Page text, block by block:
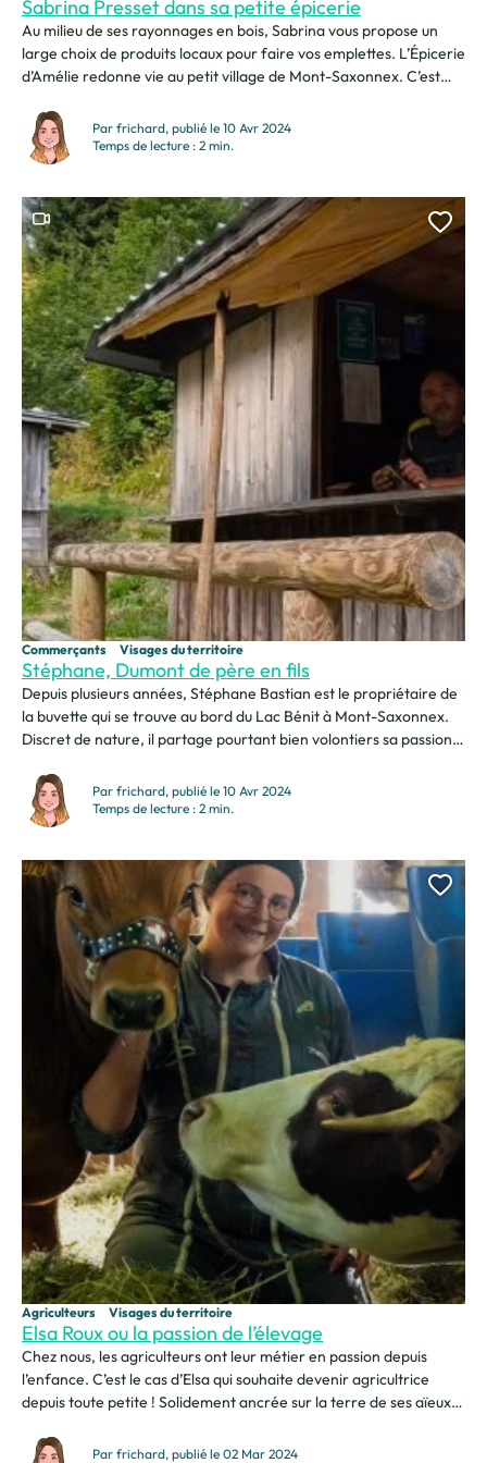
Sabrina Presset dans sa petite épicerie
Au milieu de ses rayonnages en bois, Sabrina vous propose un
large choix de produits locaux pour faire vos emplettes. L’Épicerie
d’Amélie redonne vie au petit village de Mont-Saxonnex. C’est
convivialité. Une envie de changement « J’ai d’abord travaillé
dans le domaine pharmaceutique pendant 27...
Par frichard, publié le 10 Avr 2024
Temps de lecture : 2 min.
Stéphane, Dumont de père en fils
Commerçants Visages du territoire
Depuis plusieurs années, Stéphane Bastian est le propriétaire de
la buvette qui se trouve au bord du Lac Bénit à Mont-Saxonnex.
Discret de nature, il partage pourtant bien volontiers sa passion
oreille attentive. Rencontre avec ce dumont passionné… La règle
des 3...
Par frichard, publié le 10 Avr 2024
Temps de lecture : 2 min.
Ce contenu contient une vidéo
Elsa Roux ou la passion de l’élevage
Agriculteurs Visages du territoire
Chez nous, les agriculteurs ont leur métier en passion depuis
l’enfance. C’est le cas d’Elsa qui souhaite devenir agricultrice
depuis toute petite ! Solidement ancrée sur la terre de ses aïeux,
étudiante, elle compte reprendre la ferme familiale et la
Par frichard, publié le 02 Mar 2024